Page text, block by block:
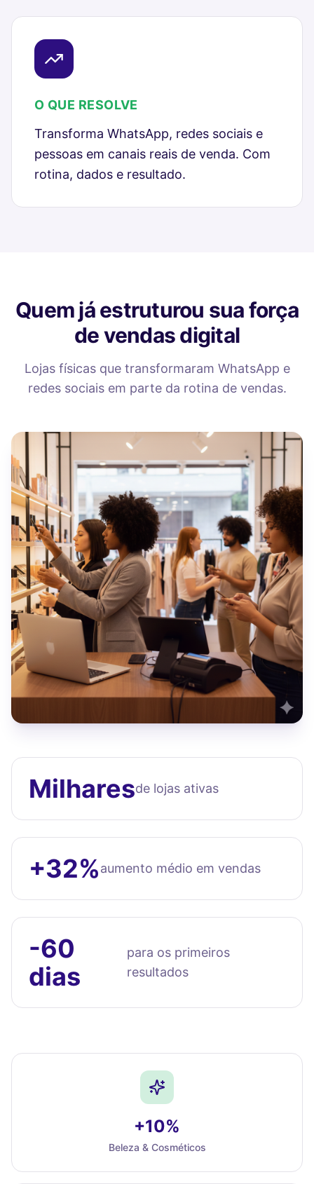
O QUE RESOLVE
Transforma WhatsApp, redes sociais e
pessoas em canais reais de venda. Com
rotina, dados e resultado.
Quem já estruturou sua força
de vendas digital
Lojas físicas que transformaram WhatsApp e
redes sociais em parte da rotina de vendas.
Milharesde lojas ativas
+32%aumento médio em vendas
-60
dias
para os primeiros
resultados
+10%
Beleza & Cosméticos